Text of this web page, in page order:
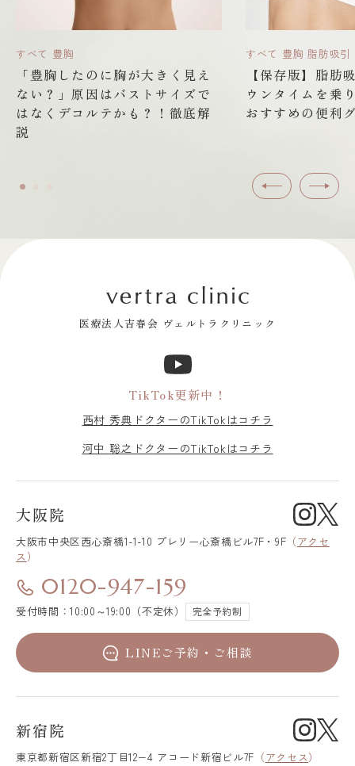
すべて 豊胸
「豊胸したのに胸が大きく見え
ない？」原因はバストサイズで
はなくデコルテかも？！徹底解
説
すべて 豊胸 脂肪吸引
【保存版】脂肪
ウンタイムを乗
おすすめの便利
前へ 次へ
医療法人吉春会 ヴェルトラクリニック
TikTok更新中！
西村 秀典ドクターのTikTokはコチラ
河中 聡之ドクターのTikTokはコチラ
大阪院
大阪市中央区西心斎橋1-1-10 プレリー心斎橋ビル7F・9F （アクセ
ス ）
0120-947-159
受付時間：10:00～19:00（不定休） 完全予約制
LINEご予約・ご相談
新宿院
東京都新宿区新宿2丁目12−4 アコード新宿ビル7F （アクセス）